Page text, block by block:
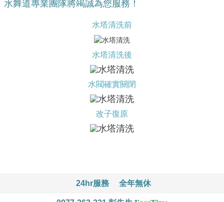
水舞道專業團隊將竭誠為您服務！
水塔清洗前
水塔清洗後
水閥確實關閉
改子復原
24hr服務 全年無休